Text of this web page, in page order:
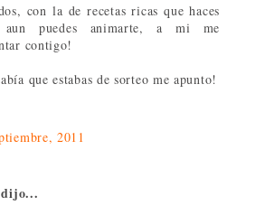
con la de recetas ricas que haces
aun puedes animarte, a mi me
contigo!
que estabas de sorteo me apunto!
2011
dijo...